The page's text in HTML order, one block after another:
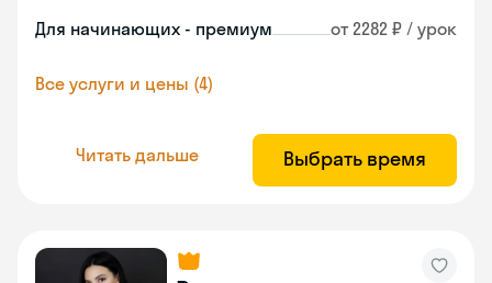
Для начинающих - премиум от 2282 ₽ / урок
Все услуги и цены (4)
Читать дальше Выбрать время